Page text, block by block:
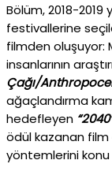
Bölüm, 2018-2019
festivallerine
filmden oluşuyor:
insanlarının
Çağı/
ağaçlandırma
hedefleyen
ödül kazanan film
yöntemlerini